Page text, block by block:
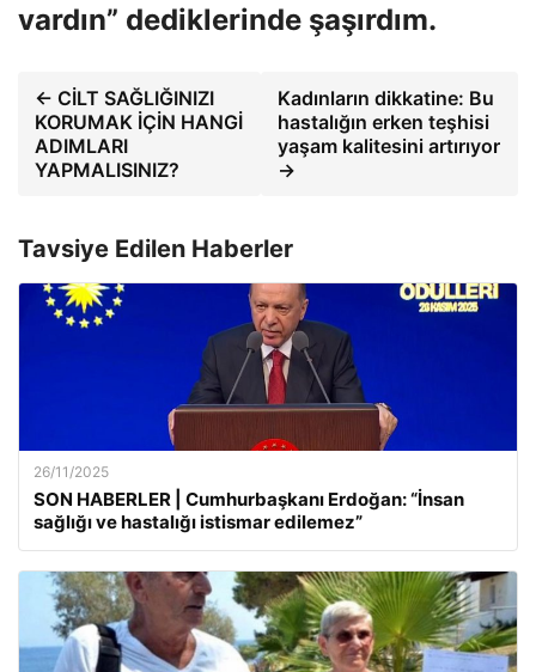
vardın” dediklerinde şaşırdım.
← CİLT SAĞLIĞINIZI
KORUMAK İÇİN HANGİ
ADIMLARI
YAPMALISINIZ?
Kadınların dikkatine: Bu
hastalığın erken teşhisi
yaşam kalitesini artırıyor
→
Tavsiye Edilen Haberler
26/11/2025
SON HABERLER | Cumhurbaşkanı Erdoğan: “İnsan
sağlığı ve hastalığı istismar edilemez”